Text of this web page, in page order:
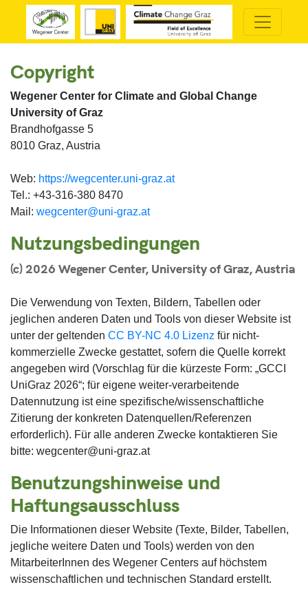
Copyright
Wegener Center for Climate and Global Change
University of Graz
Brandhofgasse 5
8010 Graz, Austria
Web: https://wegcenter.uni-graz.at
Tel.: +43-316-380 8470
Mail: wegcenter@uni-graz.at
Nutzungsbedingungen
(c) 2026 Wegener Center, University of Graz, Austria
Die Verwendung von Texten, Bildern, Tabellen oder
jeglichen anderen Daten und Tools von dieser Website ist
unter der geltenden CC BY-NC 4.0 Lizenz für nicht-
kommerzielle Zwecke gestattet, sofern die Quelle korrekt
angegeben wird (Vorschlag für die kürzeste Form: „GCCI
UniGraz 2026“; für eigene weiter-verarbeitende
Datennutzung ist eine spezifische/wissenschaftliche
Zitierung der konkreten Datenquellen/Referenzen
erforderlich). Für alle anderen Zwecke kontaktieren Sie
bitte: wegcenter@uni-graz.at
Benutzungshinweise und
Haftungsausschluss
Die Informationen dieser Website (Texte, Bilder, Tabellen,
jegliche weitere Daten und Tools) werden von den
MitarbeiterInnen des Wegener Centers auf höchstem
wissenschaftlichen und technischen Standard erstellt.